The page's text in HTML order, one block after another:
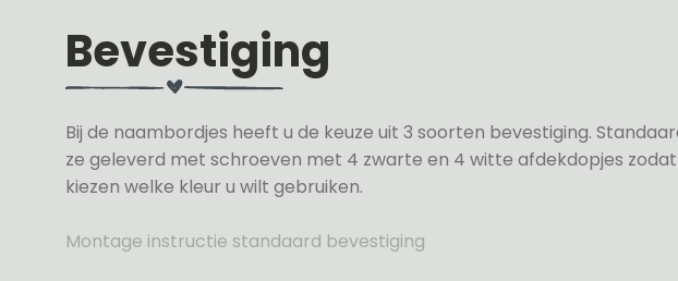
Bevestiging
Bij de naambordjes heeft u de keuze uit 3 soorten bevestiging.
ze geleverd met schroeven met 4 zwarte en 4 witte afdekdopjes
kiezen welke kleur u wilt gebruiken.
Montage instructie standaard bevestiging